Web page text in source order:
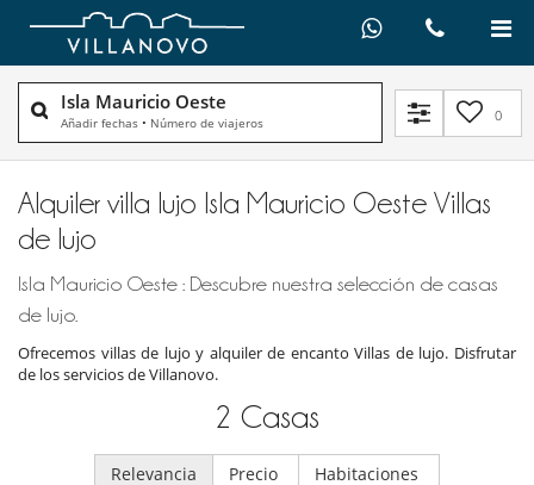
Isla Mauricio Oeste
Añadir fechas • Número de viajeros 0
Alquiler villa lujo Isla Mauricio Oeste Villas
de lujo
Isla Mauricio Oeste : Descubre nuestra selección de casas
de lujo.
Ofrecemos villas de lujo y alquiler de encanto Villas de lujo. Disfrutar
de los servicios de Villanovo.
2 Casas
Relevancia Precio Habitaciones